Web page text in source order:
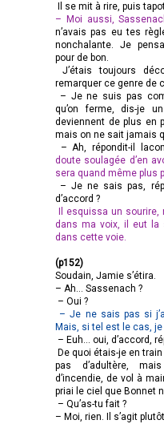
Il se mit à rire, puis
– Moi aussi,
n’avais pas eu tes
nonchalante. Je
pour de bon.
J’étais toujours
remarquer ce genre de
– Je ne suis pas
qu’on ferme, dis-je
deviennent de plus en
mais on ne sait jamais
– Ah, répondit-il
doute soulagée d’en
sera quand même plus
– Je ne sais pas,
d’accord ?
Il esquissa un sourire,
dans ma voix, il eut la
dans cette voie.
(p152)
Soudain, Jamie s’étira.
– Ah… Sassenach ?
– Oui ?
– Je ne sais pas si
Mais, si tel est le cas,
– Euh… oui, d’accord,
De quoi étais-je en
pas d’adultère,
d’incendie, de vol à
priai le ciel que Bonnet
– Qu’as-tu fait ?
– Moi, rien. Il s’agit